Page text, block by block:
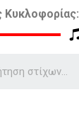
Κυκλοφορίας: